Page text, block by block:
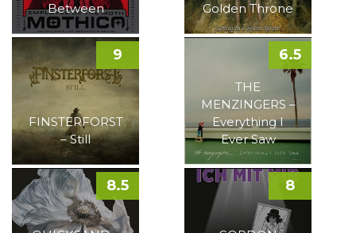
Between
Golden Throne
FINSTERFORST
– Still
9
THE
MENZINGERS –
Everything I
Ever Saw
6.5
8.5 8